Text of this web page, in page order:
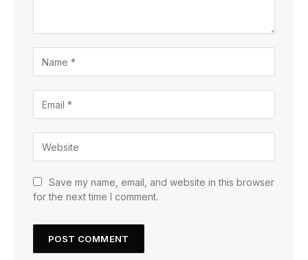
Save my name, email, and website in this browser
for the next time I comment.